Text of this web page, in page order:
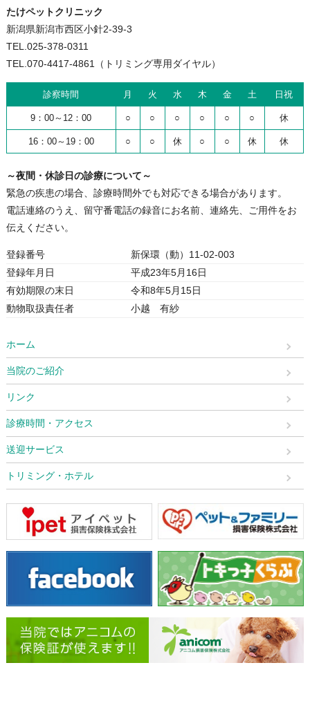
たけペットクリニック
新潟県新潟市西区小針2-39-3
TEL.025-378-0311
TEL.070-4417-4861（トリミング専用ダイヤル）
診察時間 月 火 水 木 金 土 日祝
9：00～12：00 ○ ○ ○ ○ ○ ○ 休
16：00～19：00 ○ ○ 休 ○ ○ 休 休
～夜間・休診日の診療について～
緊急の疾患の場合、診療時間外でも対応できる場合があります。
電話連絡のうえ、留守番電話の録音にお名前、連絡先、ご用件をお
伝えください。
登録番号
新保環（動）11-02-003
登録年月日
平成23年5月16日
有効期限の末日
令和8年5月15日
動物取扱責任者
小越 有紗
ホーム
当院のご紹介
リンク
診療時間・アクセス
送迎サービス
トリミング・ホテル